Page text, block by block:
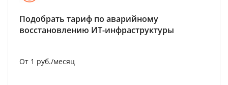
Подобрать тариф по аварийному
восстановлению ИТ-инфраструктуры
От 1 руб./месяц